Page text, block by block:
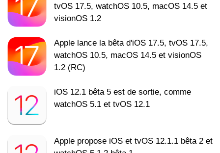
tvOS 17.5, watchOS 10.5, macOS 14.5 et
visionOS 1.2
Apple lance la bêta d'iOS 17.5, tvOS 17.5,
watchOS 10.5, macOS 14.5 et visionOS
1.2 (RC)
iOS 12.1 bêta 5 est de sortie, comme
watchOS 5.1 et tvOS 12.1
Apple propose iOS et tvOS 12.1.1 bêta 2 et